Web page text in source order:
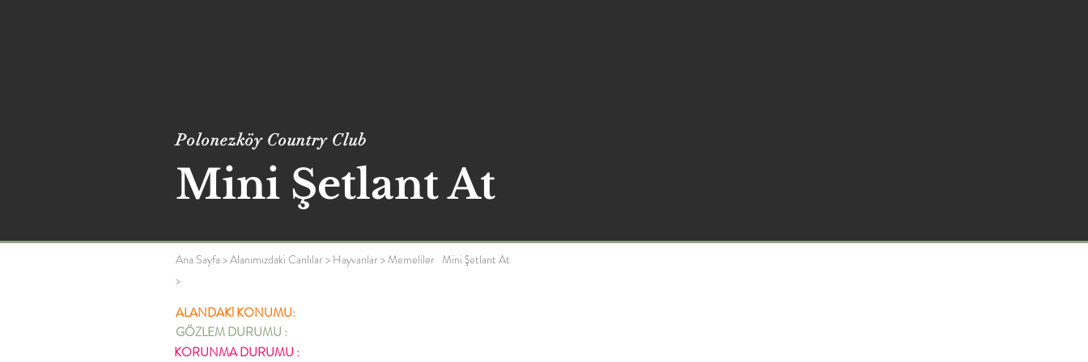
Polonezköy Country Club
Mini Şetlant At
Ana Sayfa >Alanımızdaki Canlılar> Hayvanlar>Memeliler
>
Mini Şetlant At
ALANDAKİ KONUMU:
GÖZLEM DURUMU :
KORUNMA DURUMU :